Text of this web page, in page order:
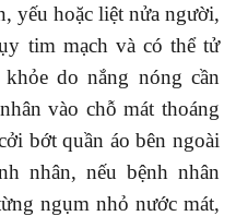
yếu hoặc liệt nửa người,
tim mạch và có thể tử
do nắng nóng cần
vào chỗ mát thoáng
bớt quần áo bên ngoài
nhân, nếu bệnh nhân
ngụm nhỏ nước mát,